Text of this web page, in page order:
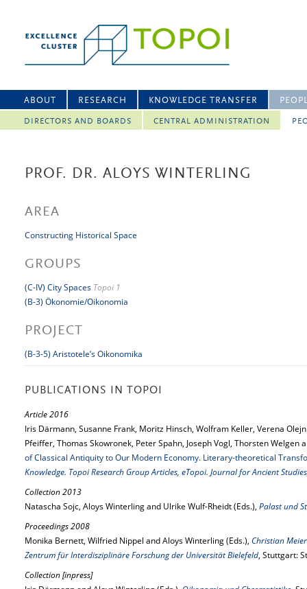
ABOUT RESEARCH KNOWLEDGE TRANSFER
DIRECTORS AND BOARDS CENTRAL ADMINISTRATION
PROF. DR. ALOYS WINTERLING
AREA
Constructing Historical Space
GROUPS
(C-IV) City Spaces Topoi 1
(B-3) Ökonomie/Oikonomia
PROJECT
(B-3-5) Aristotele’s Oikonomika
PUBLICATIONS IN TOPOI
Article 2016
Iris Därmann, Susanne Frank, Moritz Hinsch, Wolfram Keller, Verena
Pfeiffer, Thomas Skowronek, Peter Spahn, Joseph Vogl, Thorsten Welgen
of Classical Antiquity to Our Modern Economy. Literary-theoretical
Knowledge. Topoi Research Group Articles, eTopoi. Journal for Ancient
Collection 2013
Natascha Sojc, Aloys Winterling and Ulrike Wulf-Rheidt (Eds.), Palast und
Proceedings 2008
Monika Bernett, Wilfried Nippel and Aloys Winterling (Eds.), Christian
Zentrum für Interdisziplinäre Forschung der Universität Bielefeld, Stuttgart:
Collection [inpress]